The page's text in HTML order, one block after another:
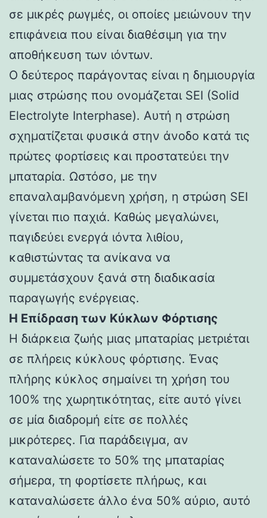
σε μικρές ρωγμές, οι οποίες μειώνουν την
επιφάνεια που είναι διαθέσιμη για την
αποθήκευση των ιόντων.
Ο δεύτερος παράγοντας είναι η δημιουργία
μιας στρώσης που ονομάζεται SEI (Solid
Electrolyte Interphase). Αυτή η στρώση
σχηματίζεται φυσικά στην άνοδο κατά τις
πρώτες φορτίσεις και προστατεύει την
μπαταρία. Ωστόσο, με την
επαναλαμβανόμενη χρήση, η στρώση SEI
γίνεται πιο παχιά. Καθώς μεγαλώνει,
παγιδεύει ενεργά ιόντα λιθίου,
καθιστώντας τα ανίκανα να
συμμετάσχουν ξανά στη διαδικασία
παραγωγής ενέργειας.
Η Επίδραση των Κύκλων Φόρτισης
Η διάρκεια ζωής μιας μπαταρίας μετριέται
σε πλήρεις κύκλους φόρτισης. Ένας
πλήρης κύκλος σημαίνει τη χρήση του
100% της χωρητικότητας, είτε αυτό γίνει
σε μία διαδρομή είτε σε πολλές
μικρότερες. Για παράδειγμα, αν
καταναλώσετε το 50% της μπαταρίας
σήμερα, τη φορτίσετε πλήρως, και
καταναλώσετε άλλο ένα 50% αύριο, αυτό